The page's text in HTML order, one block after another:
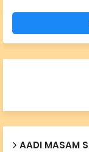
AADI MASAM